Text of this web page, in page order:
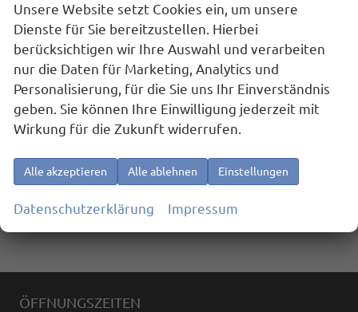
Zusammenhang zu kommunizieren und meine
Anfrage zu bearbeiten und abzuwickeln. Dies
gilt insbesondere für die Verwendung der E-
Mail-Adresse und der Telefonnummer zu den
vorgenannten Zwecken.
Die Datenschutzerklärung kann hier
eingesehen werden.
ÖFFNUNGSZEITEN
Unsere Website setzt Cookies ein, um unsere
Dienste für Sie bereitzustellen. Hierbei
berücksichtigen wir Ihre Auswahl und verarbeiten
nur die Daten für Marketing, Analytics und
Personalisierung, für die Sie uns Ihr Einverständnis
geben. Sie können Ihre Einwilligung jederzeit mit
Wirkung für die Zukunft widerrufen.
Alle akzeptieren Alle ablehnen Einstellungen
Datenschutzerklärung Impressum